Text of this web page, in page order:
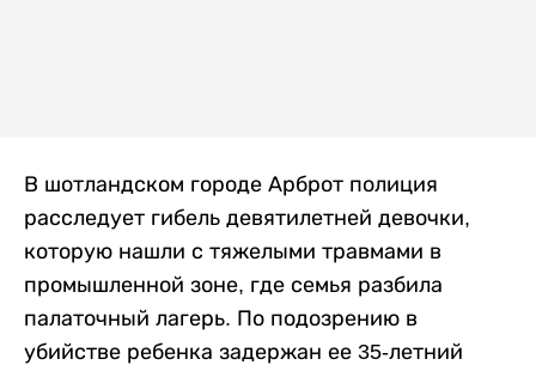
В шотландском городе Арброт полиция
расследует гибель девятилетней девочки,
которую нашли с тяжелыми травмами в
промышленной зоне, где семья разбила
палаточный лагерь. По подозрению в
убийстве ребенка задержан ее 35-летний